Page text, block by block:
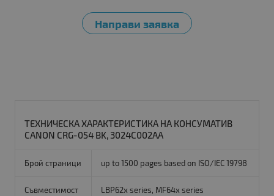
ТЕХНИЧЕСКА ХАРАКТЕРИСТИКА НА КОНСУМАТИВ
CANON CRG-054 BK, 3024C002AA
Брой страници up to 1500 pages based on ISO/IEC 19798
Съвместимост LBP62x series, MF64x series